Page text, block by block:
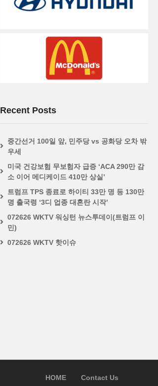
Recent Posts
중간선거 100일 앞, 민주당 vs 공화당 오차 밖
우세
미국 건강보험 무보험자 급증 ‘ACA 290만 감
소 이어 메디케이드 410만 상실’
트럼프 TPS 종료로 하이티 33만 명 등 130만
명 출국령 ‘3디 업종 대혼란 시작’
072626 WKTV 워싱턴 뉴스투데이(트럼프 이
민)
072626 WKTV 핫이슈
HOME Contact Us